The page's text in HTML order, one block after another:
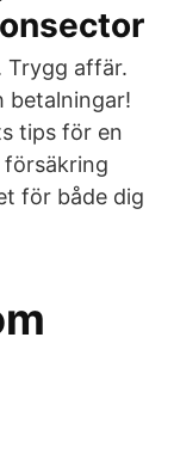
Trygg affär.
betalningar!
tips för en
för både dig